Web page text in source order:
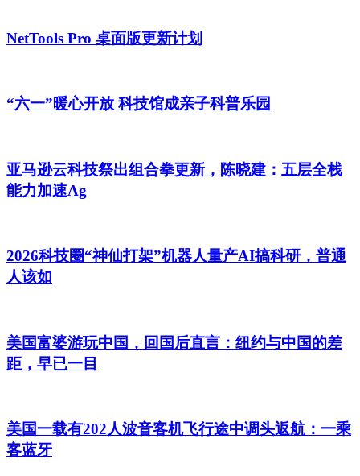
NetTools Pro 桌面版更新计划
“六一”暖心开放 科技馆成亲子科普乐园
亚马逊云科技祭出组合拳更新，陈晓建：五层全栈
能力加速Ag
2026科技圈“神仙打架”机器人量产AI搞科研，普通
人该如
美国富婆游玩中国，回国后直言：纽约与中国的差
距，早已一目
美国一载有202人波音客机飞行途中调头返航：一乘
客蓝牙